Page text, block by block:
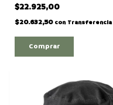
$22.925,00
$20.632,50 con Transferencia
Comprar